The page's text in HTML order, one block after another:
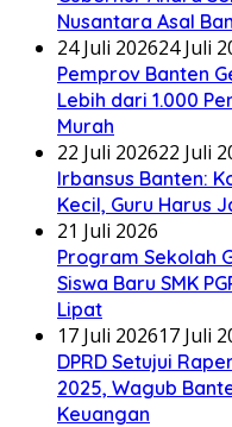
Nusantara Asal
24 Juli 202624 Juli
Pemprov Banten
Lebih dari 1.000
Murah
22 Juli 202622 Juli
Irbansus Banten:
Kecil, Guru Harus
21 Juli 2026
Program Sekolah
Siswa Baru SMK
Lipat
17 Juli 202617 Juli
DPRD Setujui
2025, Wagub
Keuangan